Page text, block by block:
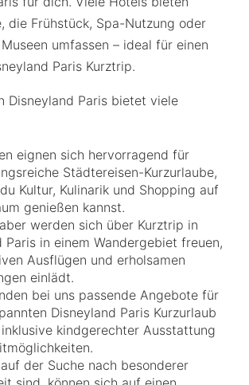
die Frühstück, Spa-Nutzung oder
umfassen – ideal für einen
Paris Kurztrip.
Disneyland Paris bietet viele
eignen sich hervorragend für
Städtereisen-Kurzurlaube,
Kultur, Kulinarik und Shopping auf
genießen kannst.
werden sich über Kurztrip in
Paris in einem Wandergebiet freuen,
Ausflügen und erholsamen
einlädt.
bei uns passende Angebote für
Disneyland Paris Kurzurlaub
kindgerechter Ausstattung
der Suche nach besonderer